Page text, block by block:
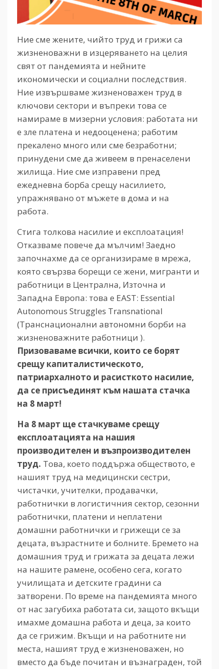
Ние сме жените, чийто труд и грижи са
жизненоважни в изцеряването на целия
свят от пандемията и нейните
икономически и социални последствия.
Ние извършваме жизненоважен труд в
ключови сектори и въпреки това се
намираме в мизерни условия: работата ни
е зле платена и недооценена; работим
прекалено много или сме безработни;
принудени сме да живеем в пренаселени
жилища. Ние сме изправени пред
ежедневна борба срещу насилието,
упражнявано от мъжете в дома и на
работа.
Стига толкова насилие и експлоатация!
Отказваме повече да мълчим! Заедно
започнахме да се организираме в мрежа,
която свързва борещи се жени, мигранти и
работници в Централна, Източна и
Западна Европа: това е EAST: Essential
Autonomous Struggles Transnational
(Транснационални автономни борби на
жизненоважните работници ).
Призоваваме всички, които се борят
срещу капиталистическото,
патриархалното и расисткото насилие,
да се присъединят към нашата стачка
на 8 март!
На 8 март ще стачкуваме срещу
експлоатацията на нашия
производителен и възпроизводителен
труд. Това, което поддържа обществото, е
нашият труд на медицински сестри,
чистачки, учителки, продавачки,
работнички в логистичния сектор, сезонни
работнички, платени и неплатени
домашни работнички и грижещи се за
децата, възрастните и болните. Бремето на
домашния труд и грижата за децата лежи
на нашите рамене, особено сега, когато
училищата и детските градини са
затворени. По време на пандемията много
от нас загубиха работата си, защото вкъщи
имахме домашна работа и деца, за които
да се грижим. Вкъщи и на работните ни
места, нашият труд е жизненоважен, но
вместо да бъде почитан и възнаграден, той